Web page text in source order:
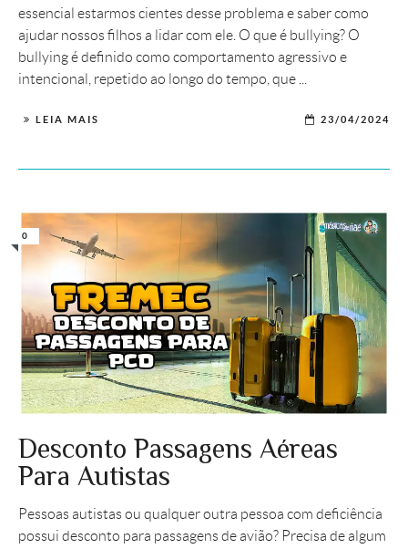
essencial estarmos cientes desse problema e saber como
ajudar nossos filhos a lidar com ele. O que é bullying? O
bullying é definido como comportamento agressivo e
intencional, repetido ao longo do tempo, que ...
LEIA MAIS 23/04/2024
0
Desconto Passagens Aéreas
Para Autistas
Pessoas autistas ou qualquer outra pessoa com deficiência
possui desconto para passagens de avião? Precisa de algum